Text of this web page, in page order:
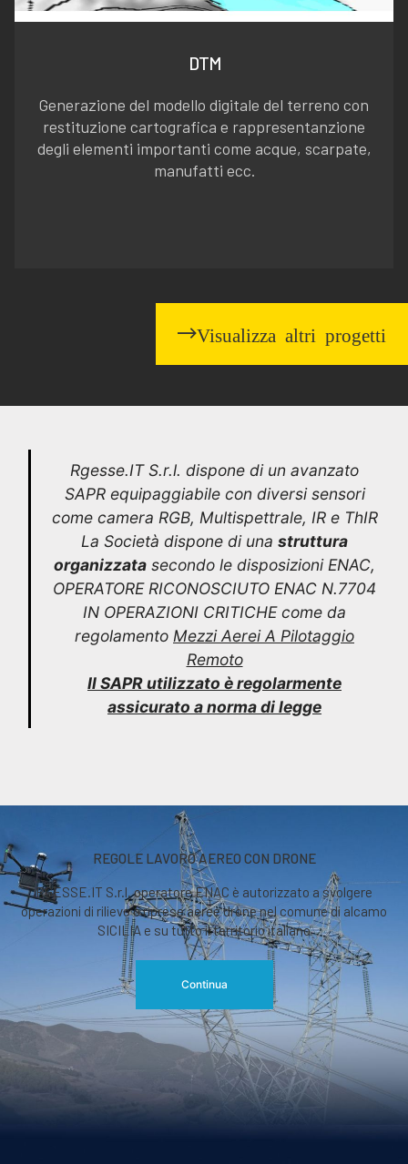
DTM
Generazione del modello digitale del terreno con
restituzione cartografica e rappresentanzione
degli elementi importanti come acque, scarpate,
manufatti ecc.
Visualizza altri progetti
Rgesse.IT S.r.l. dispone di un avanzato
SAPR equipaggiabile con diversi sensori
come camera RGB, Multispettrale, IR e ThIR
La Società dispone di una struttura
organizzata secondo le disposizioni ENAC,
OPERATORE RICONOSCIUTO ENAC N.7704
IN OPERAZIONI CRITICHE come da
regolamento Mezzi Aerei A Pilotaggio
Remoto
Il SAPR utilizzato è regolarmente
assicurato a norma di legge
REGOLE LAVORO AEREO CON DRONE
RGESSE.IT S.r.l. operatore ENAC è autorizzato a svolgere
operazioni di rilievo o riprese aeree drone nel comune di alcamo
SICILIA e su tutto il territorio italiano
Continua